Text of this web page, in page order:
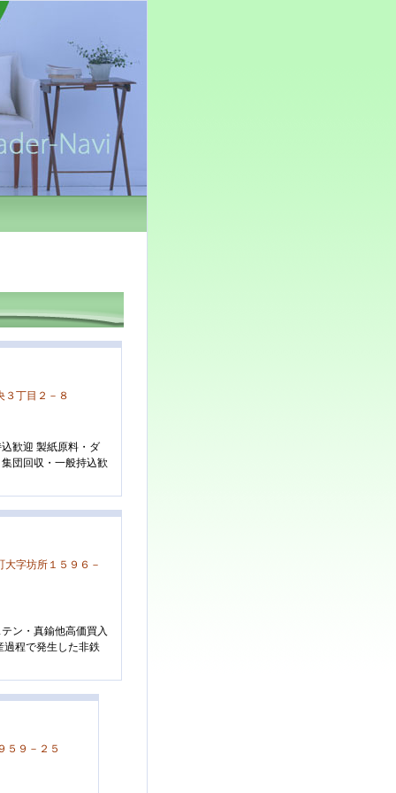
３丁目２－８
歓迎 製紙原料・ダ
団回収・一般持込歓
字坊所１５９６－
ン・真鍮他高価買入
過程で発生した非鉄
５９－２５